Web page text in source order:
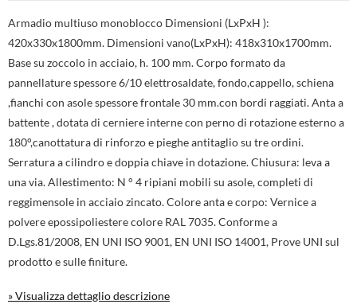
Armadio multiuso monoblocco Dimensioni (LxPxH ):
420x330x1800mm. Dimensioni vano(LxPxH): 418x310x1700mm.
Base su zoccolo in acciaio, h. 100 mm. Corpo formato da
pannellature spessore 6/10 elettrosaldate, fondo,cappello, schiena
,fianchi con asole spessore frontale 30 mm.con bordi raggiati. Anta a
battente , dotata di cerniere interne con perno di rotazione esterno a
180°,canottatura di rinforzo e pieghe antitaglio su tre ordini.
Serratura a cilindro e doppia chiave in dotazione. Chiusura: leva a
una via. Allestimento: N ° 4 ripiani mobili su asole, completi di
reggimensole in acciaio zincato. Colore anta e corpo: Vernice a
polvere epossipoliestere colore RAL 7035. Conforme a
D.Lgs.81/2008, EN UNI ISO 9001, EN UNI ISO 14001, Prove UNI sul
prodotto e sulle finiture.
» Visualizza dettaglio descrizione